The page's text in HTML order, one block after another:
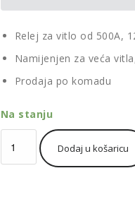
Relej za vitlo od 500A,
Namijenjen za veća
Prodaja po komadu
Na stanju
Relej/Contactor
vitlo
Dodaj u košaricu